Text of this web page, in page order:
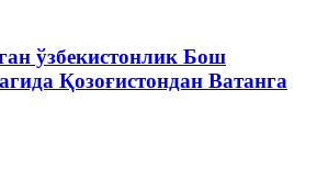
ўзбекистонлик Бош
Қозоғистондан Ватанга